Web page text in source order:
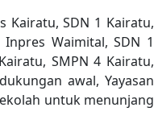
Kairatu, SDN 1 Kairatu,
Waimital, SDN 1
SMPN 4 Kairatu,
awal, Yayasan
untuk menunjang